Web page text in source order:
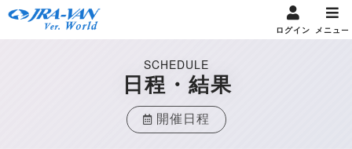
ログイン メニュー
SCHEDULE
日程・結果
開催日程